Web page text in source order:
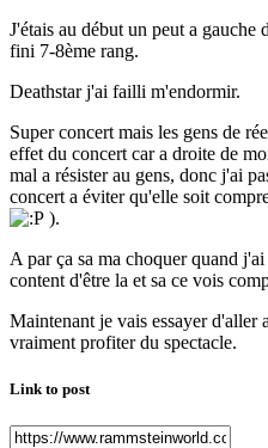
J'étais au début un peut a gauche
fini 7-8ème rang.
Deathstar j'ai failli m'endormir.
Super concert mais les gens de
effet du concert car a droite de
mal a résister au gens, donc j'ai
concert a éviter qu'elle soit
).
A par ça sa ma choquer quand
content d'être la et sa ce vois
Maintenant je vais essayer
vraiment profiter du spectacle.
Link to post